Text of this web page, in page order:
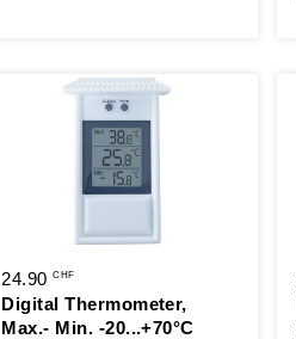
24.90CHF
Digital Thermometer,
Max.- Min. -20...+70°C